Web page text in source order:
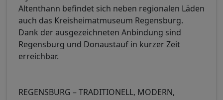
Altenthann befindet sich neben regionalen Läden
auch das Kreisheimatmuseum Regensburg.
Dank der ausgezeichneten Anbindung sind
Regensburg und Donaustauf in kurzer Zeit
erreichbar.
REGENSBURG – TRADITIONELL, MODERN,